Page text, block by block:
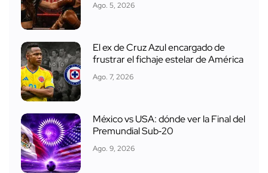
Ago. 5, 2026
El ex de Cruz Azul encargado de
frustrar el fichaje estelar de América
Ago. 7, 2026
México vs USA: dónde ver la Final del
Premundial Sub‑20
Ago. 9, 2026